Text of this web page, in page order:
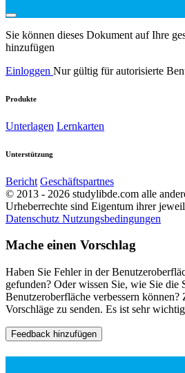
Sie können dieses Dokument auf Ihre
hinzufügen
Einloggen Nur gültig für autorisierte
Produkte
Unterlagen Lernkarten
Unterstützung
Bericht Geschäftspartnes
© 2013 - 2026 studylibde.com alle
Urheberrechte sind Eigentum ihrer
Datenschutz Nutzungsbedingungen
Mache einen Vorschlag
Haben Sie Fehler in der
gefunden? Oder wissen Sie, wie Sie die
Benutzeroberfläche verbessern können?
Vorschläge zu senden. Es ist sehr
Feedback hinzufügen